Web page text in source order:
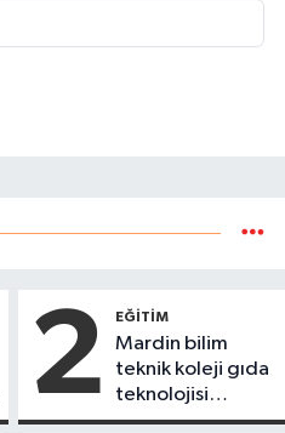
2 EĞİTİM
Mardin bilim
teknik koleji gıda
teknolojisi
öğrencileri